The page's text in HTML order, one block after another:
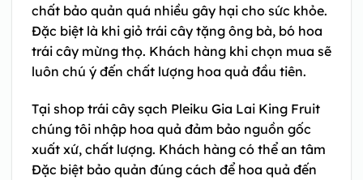
chất bảo quản quá nhiều gây hại cho sức khỏe.
Đặc biệt là khi giỏ trái cây tặng ông bà, bó hoa
trái cây mừng thọ. Khách hàng khi chọn mua sẽ
luôn chú ý đến chất lượng hoa quả đầu tiên.
Tại shop trái cây sạch Pleiku Gia Lai King Fruit
chúng tôi nhập hoa quả đảm bảo nguồn gốc
xuất xứ, chất lượng. Khách hàng có thể an tâm
Đặc biệt bảo quản đúng cách để hoa quả đến